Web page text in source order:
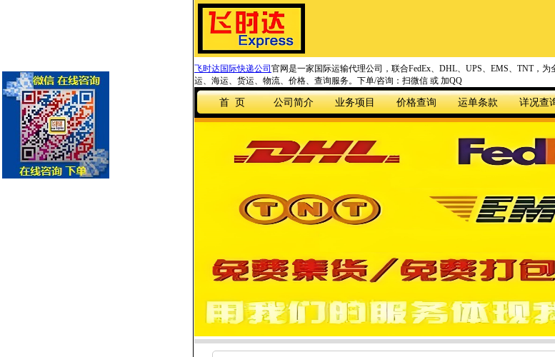
飞时达国际快递公司 官网是一家国际运输代理公司，联合FedEx、DHL、UPS、EMS、TNT，
运、海运、货运、物流、价格、查询服务。下单/咨询：扫微信 或 加QQ
首 页 公司简介 业务项目 价格查询 运单条款 详况查